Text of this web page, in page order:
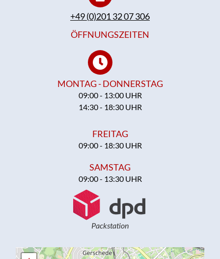
+49 (0)201 32 07 306
ÖFFNUNGSZEITEN
MONTAG - DONNERSTAG
09:00 - 13:00 UHR
14:30 - 18:30 UHR
FREITAG
09:00 - 18:30 UHR
SAMSTAG
09:00 - 13:30 UHR
Packstation